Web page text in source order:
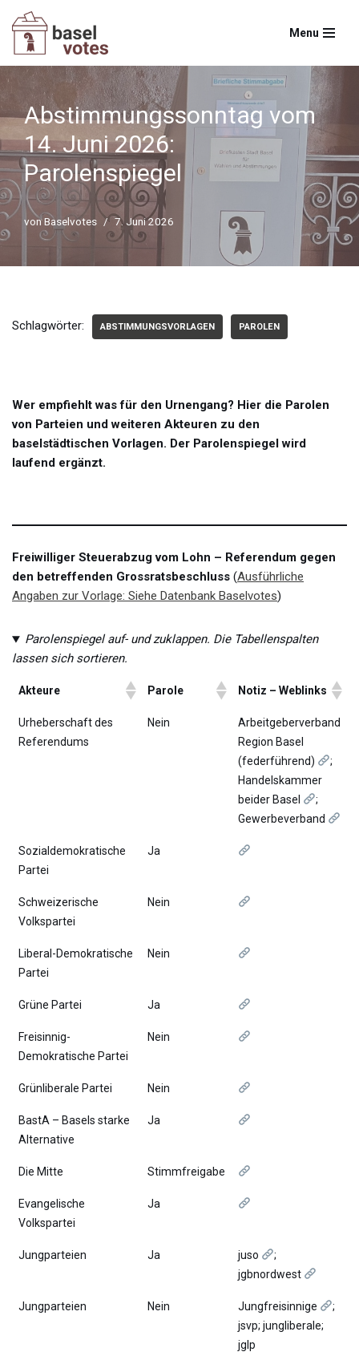
Zum
Inhalt
springen
Menu
Abstimmungssonntag vom
14. Juni 2026:
Parolenspiegel
vonBaselvotes 7. Juni 2026
Schlagwörter: ABSTIMMUNGSVORLAGEN PAROLEN
Wer empfiehlt was für den Urnengang? Hier die Parolen
von Parteien und weiteren Akteuren zu den
baselstädtischen Vorlagen. Der Parolenspiegel wird
laufend ergänzt.
Freiwilliger Steuerabzug vom Lohn – Referendum gegen
den betreffenden Grossratsbeschluss (Ausführliche
Angaben zur Vorlage: Siehe Datenbank Baselvotes)
Parolenspiegel auf- und zuklappen. Die Tabellenspalten
lassen sich sortieren.
Akteure Parole Notiz – Weblinks
Urheberschaft des
Referendums
Nein
Arbeitgeberverband
Region Basel
(federführend)
;
Handelskammer
beider Basel
;
Gewerbeverband
Sozialdemokratische
Partei
Ja
Schweizerische
Volkspartei
Nein
Liberal-Demokratische
Partei
Nein
Grüne Partei Ja
Freisinnig-
Demokratische Partei
Nein
Grünliberale Partei Nein
BastA – Basels starke
Alternative
Ja
Die Mitte Stimmfreigabe
Evangelische
Volkspartei
Ja
Jungparteien Ja juso
;
jgbnordwest
Jungparteien Nein Jungfreisinnige
;
jsvp; jungliberale;
jglp